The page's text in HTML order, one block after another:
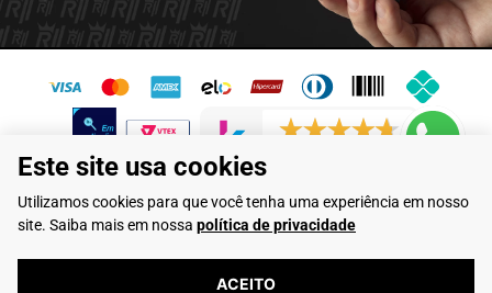
Este site usa cookies
Utilizamos cookies para que você tenha uma experiência em nosso
site. Saiba mais em nossa política de privacidade
ACEITO
Flamarian Comércio de Calçados LTDA - CNPJ: 10.913.950/0001-60 -
Rua Evangelista de Lima, 710 - Franca/SP
Coronel Tamarindo, 2435 - Franca/SP